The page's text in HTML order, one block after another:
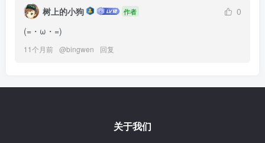
树上的小狗 作者
0
(=・ω・=)
11个月前 @bingwen 回复
关于我们